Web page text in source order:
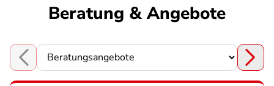
Beratung & Angebote
Choose a section